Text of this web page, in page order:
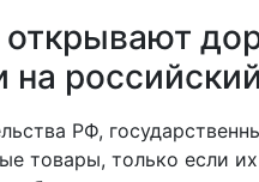
открывают
на
РФ,
товары, только если